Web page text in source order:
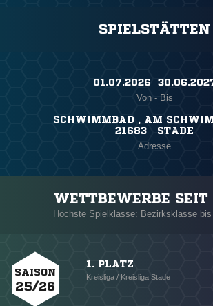
SPIELSTÄTTEN
01.07.2026
Von - Bis
SCHWIMMBAD , AM
21683 STADE
Adresse
WETTBEWERBE
Höchste Spielklasse: Bezirksklasse bis
SAISON
25/26
1. PLATZ
Kreisliga / Kreisliga Stade